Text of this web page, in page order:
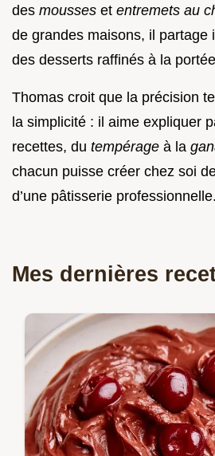
des mousses et entremets au
de grandes maisons, il partage
des desserts raffinés à la
Thomas croit que la précision
la simplicité : il aime expliquer
recettes, du tempérage à la
chacun puisse créer chez soi
d’une pâtisserie professionnelle.
Mes dernières